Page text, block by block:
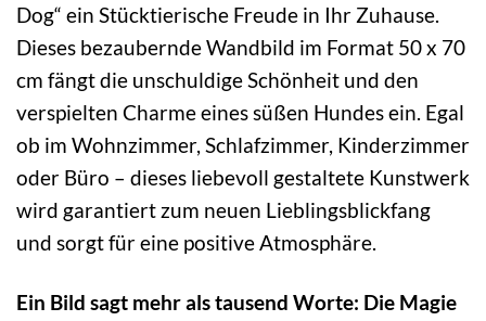
Dog“ ein Stücktierische Freude in Ihr Zuhause.
Dieses bezaubernde Wandbild im Format 50 x 70
cm fängt die unschuldige Schönheit und den
verspielten Charme eines süßen Hundes ein. Egal
ob im Wohnzimmer, Schlafzimmer, Kinderzimmer
oder Büro – dieses liebevoll gestaltete Kunstwerk
wird garantiert zum neuen Lieblingsblickfang
und sorgt für eine positive Atmosphäre.
Ein Bild sagt mehr als tausend Worte: Die Magie